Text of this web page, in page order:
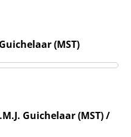
(MST)
Guichelaar (MST) /